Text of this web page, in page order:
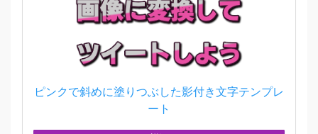
ピンクで斜めに塗りつぶした影付き文字テンプレ
ート